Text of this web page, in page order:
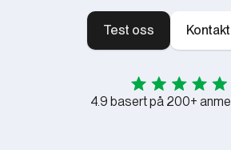
Test oss
4.9 basert på 200+